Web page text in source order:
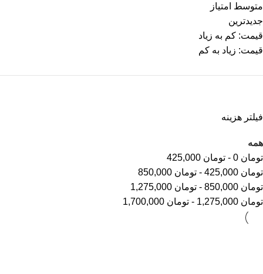
متوسط امتیاز
جدیدترین
قیمت: کم به زیاد
قیمت: زیاد به کم
فیلتر هزینه
همه
تومان
- تومان
تومان
- تومان
تومان
- تومان
تومان
- تومان